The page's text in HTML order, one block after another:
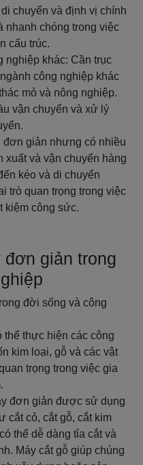
chuyển và định vị chính
nhanh chóng trong việc
cấu trúc.
nghiệp khác: Cần trục
công nghiệp khác
mỏ và nông nghiệp.
vận chuyển và xử lý
đơn giản nhưng có nhiều
xuất và vận chuyển hàng
kéo và di chuyển
trò quan trọng trong việc
kiệm công sức.
giản trong
đời sống và công
thể thực hiện các công
kim loại, gỗ và các vật
trọng trong việc gia
đơn giản được sử dụng
cắt cỏ, cắt gỗ, cắt kim
thể dễ dàng tỉa cắt và
Máy cắt gỗ giúp chúng